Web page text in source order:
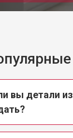
вы детали